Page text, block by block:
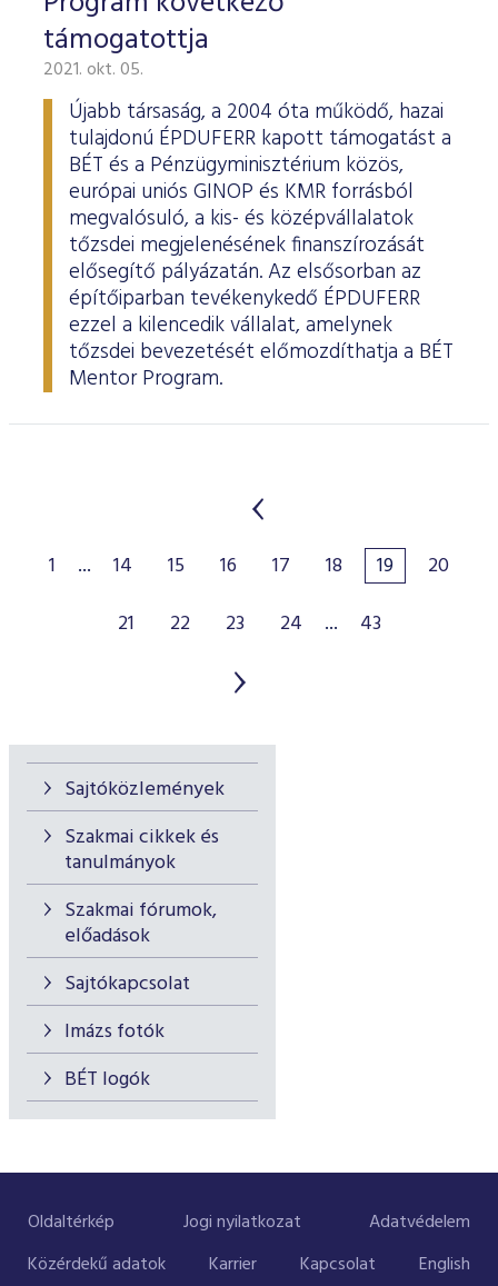
Sajtóközlemények
Szakmai cikkek és
tanulmányok
Szakmai fórumok,
előadások
Sajtókapcsolat
Imázs fotók
BÉT logók
támogatottja
2021. okt. 05.
Újabb társaság, a 2004 óta működő, hazai
tulajdonú ÉPDUFERR kapott támogatást a
BÉT és a Pénzügyminisztérium közös,
európai uniós GINOP és KMR forrásból
megvalósuló, a kis- és középvállalatok
tőzsdei megjelenésének finanszírozását
elősegítő pályázatán. Az elsősorban az
építőiparban tevékenykedő ÉPDUFERR
ezzel a kilencedik vállalat, amelynek
tőzsdei bevezetését előmozdíthatja a BÉT
Mentor Program.
1 ... 14 15 16 17 18 19
20
21
22 23 24 ... 43
Oldaltérkép Jogi nyilatkozat
Adatvédelem
Közérdekű adatok
Karrier Kapcsolat English